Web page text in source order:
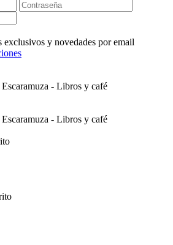
exclusivos y novedades por email